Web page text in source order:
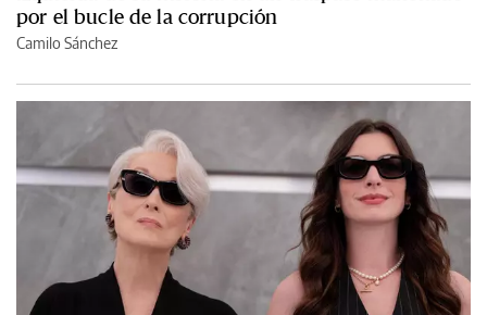
por el bucle de la corrupción
Camilo Sánchez